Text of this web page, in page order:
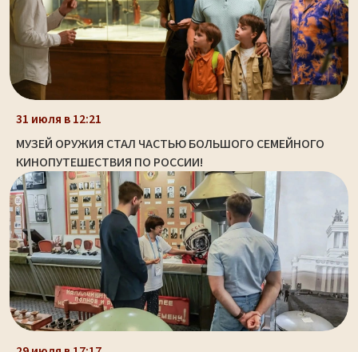
31 июля в 12:21
МУЗЕЙ ОРУЖИЯ СТАЛ ЧАСТЬЮ БОЛЬШОГО СЕМЕЙНОГО
КИНОПУТЕШЕСТВИЯ ПО РОССИИ!